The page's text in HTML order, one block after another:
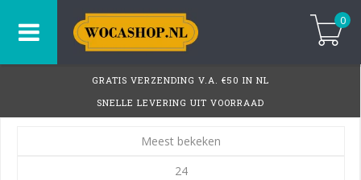
0
GRATIS VERZENDING V.A. €50 IN NL
SNELLE LEVERING UIT VOORRAAD
Meest bekeken
24